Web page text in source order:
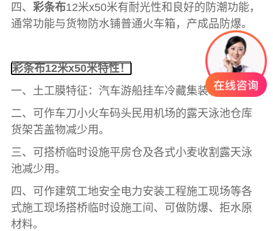
四、 彩条布12米x50米有耐光性和良好的防潮功能，
通常功能与货物防水铺普通火车箱，产成品防爆。
彩条布12米x50米特性！
一、土工膜特征：汽车游船挂车冷藏集装箱吊顶。
二、可作车刀小火车码头民用机场的露天泳池仓库
货架苫盖物减少用。
三、可搭桥临时设施平房仓及各式小麦收割露天泳
池减少用。
四、可作建筑工地安全电力安装工程施工现场等各
式施工现场搭桥临时设施工间、可做防爆、拒水原
材料。